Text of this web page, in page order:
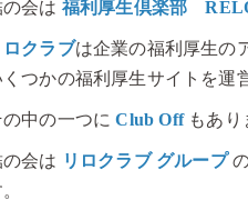
会は 福利厚生倶楽部
ロクラブは企業の福利厚生の
つかの福利厚生サイトを運
の中の一つにClub Offもあり
会は リロクラブ グループ